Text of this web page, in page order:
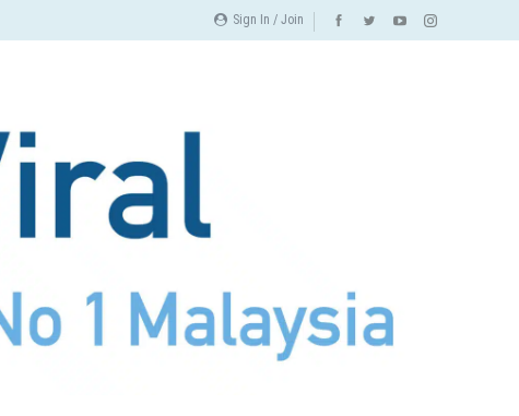
Sign In / Join